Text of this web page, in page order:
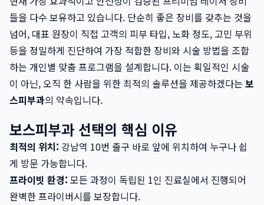
들을 다수 보유하고 있습니다. 단순히 좋은 장비를 갖추는 것을
넘어, 대표 원장이 직접 고객의 피부 타입, 노화 정도, 고민 부위
등을 정밀하게 진단하여 가장 적합한 장비와 시술 방법을 조합
하는 개인별 맞춤 프로그램을 설계합니다. 이는 획일적인 시술
이 아닌, 오직 한 사람을 위한 최적의 솔루션을 제공하겠다는 보
스피부과의 약속입니다.
보스피부과 선택의 핵심 이유
최적의 위치: 강남역 10번 출구 바로 앞에 위치하여 누구나 쉽
게 방문 가능합니다.
프라이빗 환경: 모든 과정이 독립된 1인 진료실에서 진행되어
완벽한 프라이버시를 보장합니다.